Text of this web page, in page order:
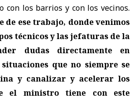
con los barrios y con los vecinos.
de ese trabajo, donde venimos
técnicos y las jefaturas de la
dudas directamente en
que no siempre se
y canalizar y acelerar los
el ministro tiene con este